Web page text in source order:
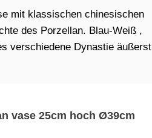
mit klassischen chinesischen
des Porzellan. Blau-Weiß ,
verschiedene Dynastie äußerst
vase 25cm hoch Ø39cm